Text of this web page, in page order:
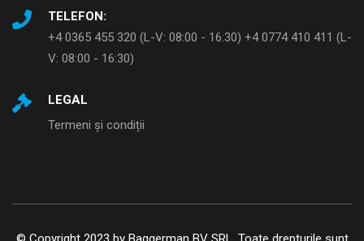
TELEFON:
+4 0365 455 320 (L-V: 08:00 - 16:30) +4 0774 410 411 (L-
V: 08:00 - 16:30)
LEGAL
Termeni și condiții